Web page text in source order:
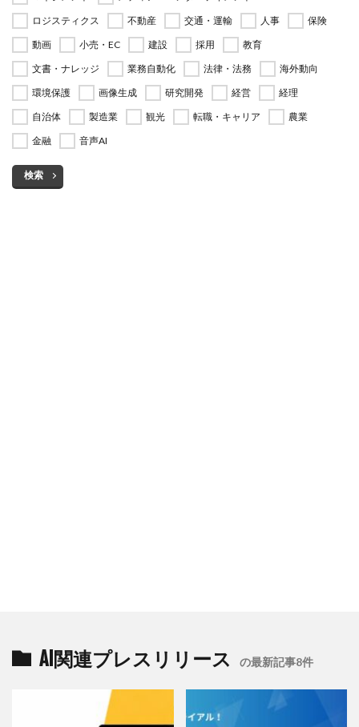
ロジスティクス
不動産 交通・運輸 人事
保険
動画
小売・EC 建設 採用
教育
文書・ナレッジ
業務自動化 法律・法務
海外動向
環境保護
画像生成 研究開発 経営
経理
自治体
製造業 観光 転職・キャリア
農業
金融
音声AI
検索
AI関連プレスリリース の最新記事8件